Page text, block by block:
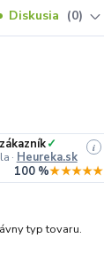
Diskusia 0
✓
· Heureka.sk
i
100 %★★★★★
typ tovaru.